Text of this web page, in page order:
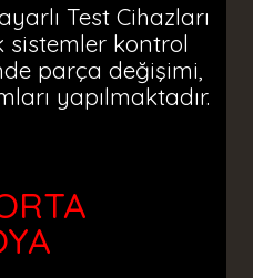
Test Cihazları
sistemler kontrol
parça değişimi,
yapılmaktadır.